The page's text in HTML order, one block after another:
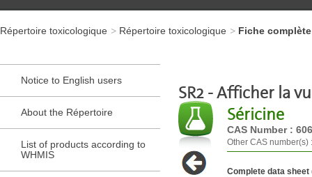
page
à
l'en-
Aller
au
contenu
pied
de
Répertoire toxicologique Répertoire toxicologique Fiche complète
Notice to English users
About the Répertoire
List of products according to
WHMIS
SR2 - Afficher la
Séricine
CAS Number :
Other CAS number(s)
Complete data